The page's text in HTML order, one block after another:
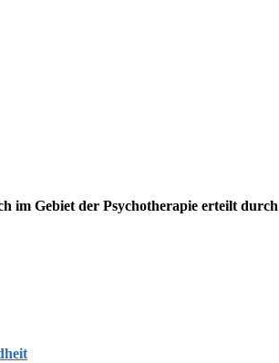
Gebiet der Psychotherapie erteilt